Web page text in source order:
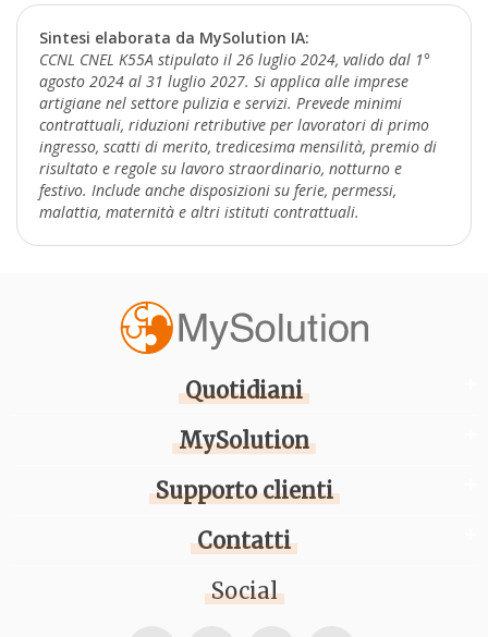
Sintesi elaborata da MySolution IA:
CCNL CNEL K55A stipulato il 26 luglio 2024, valido dal 1°
agosto 2024 al 31 luglio 2027. Si applica alle imprese
artigiane nel settore pulizia e servizi. Prevede minimi
contrattuali, riduzioni retributive per lavoratori di primo
ingresso, scatti di merito, tredicesima mensilità, premio di
risultato e regole su lavoro straordinario, notturno e
festivo. Include anche disposizioni su ferie, permessi,
malattia, maternità e altri istituti contrattuali.
Quotidiani
MySolution
Supporto clienti
Contatti
Social